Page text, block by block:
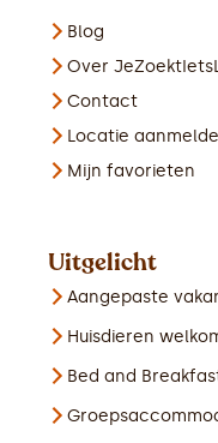
Blog
Over
Contact
Locatie
Mijn favorieten
Uitgelicht
Aangepaste
Huisdieren
Bed and